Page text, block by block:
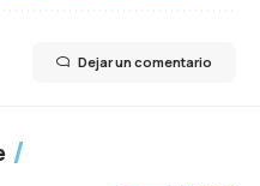
Dejar un comentario